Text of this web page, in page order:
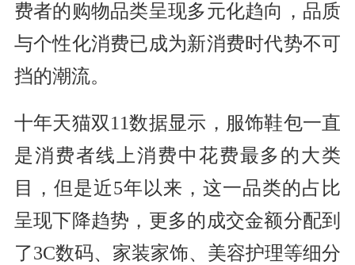
费者的购物品类呈现多元化趋向，品质
与个性化消费已成为新消费时代势不可
挡的潮流。
十年天猫双11数据显示，服饰鞋包一直
是消费者线上消费中花费最多的大类
目，但是近5年以来，这一品类的占比
呈现下降趋势，更多的成交金额分配到
了3C数码、家装家饰、美容护理等细分